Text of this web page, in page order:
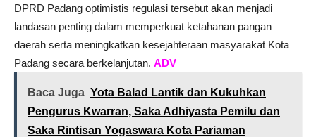
DPRD Padang optimistis regulasi tersebut akan menjadi
landasan penting dalam memperkuat ketahanan pangan
daerah serta meningkatkan kesejahteraan masyarakat Kota
Padang secara berkelanjutan. ADV
Baca Juga Yota Balad Lantik dan Kukuhkan
Pengurus Kwarran, Saka Adhiyasta Pemilu dan
Saka Rintisan Yogaswara Kota Pariaman